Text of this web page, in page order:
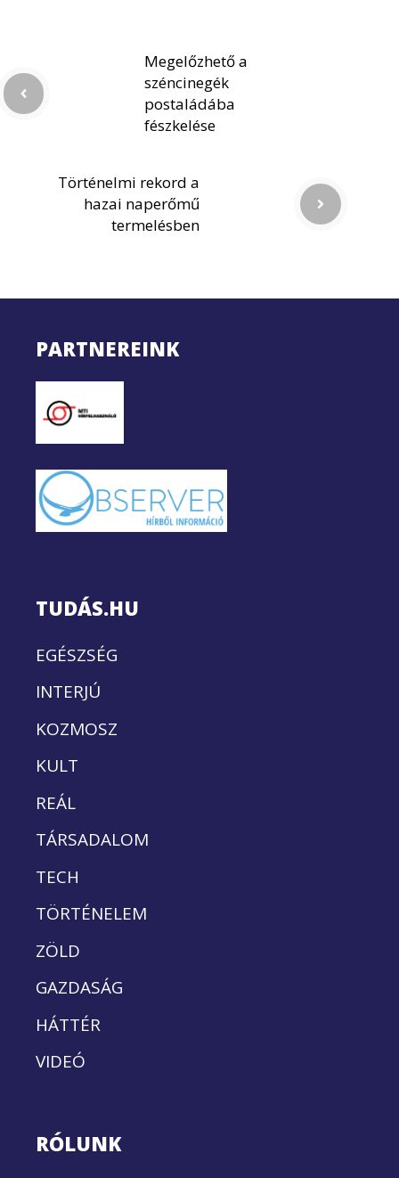
Megelőzhető a
széncinegék
postaládába
fészkelése
Történelmi rekord a
hazai naperőmű
termelésben
PARTNEREINK
TUDÁS.HU
EGÉSZSÉG
INTERJÚ
KOZMOSZ
KULT
REÁL
TÁRSADALOM
TECH
TÖRTÉNELEM
ZÖLD
GAZDASÁG
HÁTTÉR
VIDEÓ
RÓLUNK